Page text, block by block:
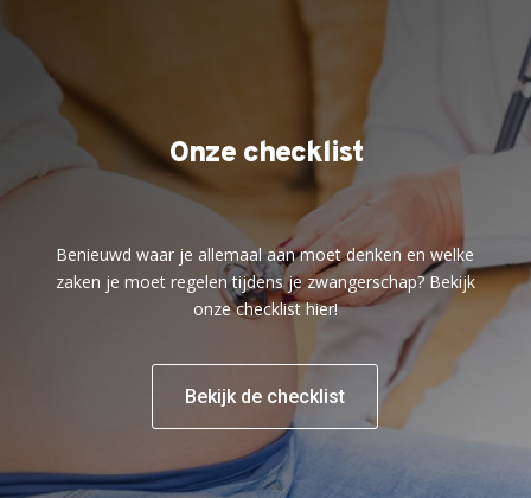
Onze checklist
Benieuwd waar je allemaal aan moet denken en welke
zaken je moet regelen tijdens je zwangerschap? Bekijk
onze checklist hier!
Bekijk de checklist